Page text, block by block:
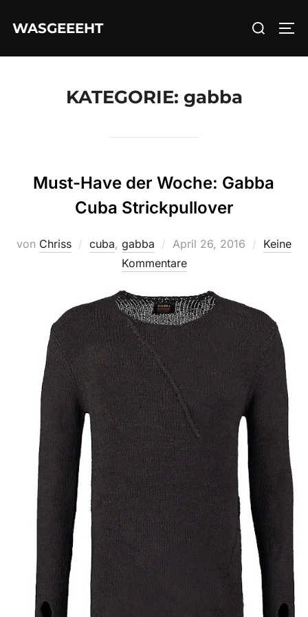
InhaltWASGEEEHT
Suchen
KATEGORIE: gabba
Must-Have der Woche: Gabba
Cuba Strickpullover
von Chriss cuba, gabba
Veröffentlicht
am
April 26, 2016
Keine
Kommentare